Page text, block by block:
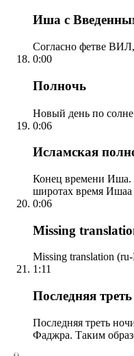
Иша с
Согласно фетве
0:00
Полночь
0:06
Исламская
Конец времени Иша.
широтах время Ишаа
0:06
Missing
Missing translation
1:11
Последняя
Последняя треть
Фаджра. Таким